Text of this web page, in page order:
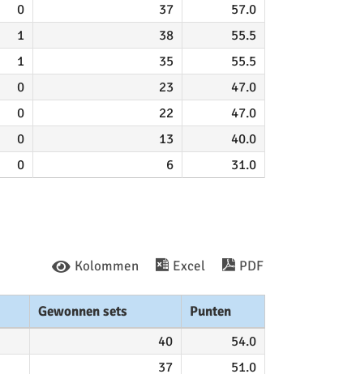
0 37
57.0
1 38
55.5
1 35
55.5
0 23
47.0
0 22
47.0
0 13
40.0
0 6 31.0
Kolommen Excel PDF
Gewonnen sets
Punten
40
54.0
37
51.0